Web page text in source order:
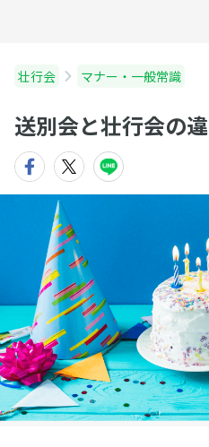
壮行会 マナー・一般常識
送別会と壮行会の